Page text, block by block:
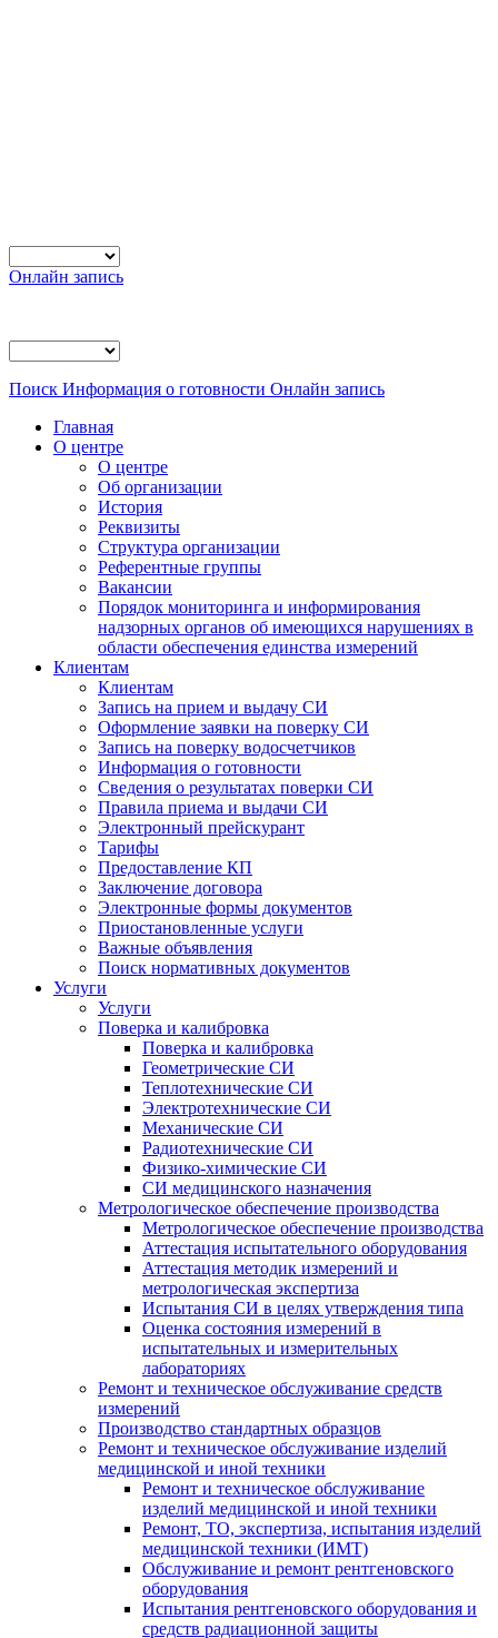
Онлайн запись
Поиск Информация о готовности Онлайн запись
Главная
О центре
О центре
Об организации
История
Реквизиты
Структура организации
Референтные группы
Вакансии
Порядок мониторинга и информирования
надзорных органов об имеющихся нарушениях в
области обеспечения единства измерений
Клиентам
Клиентам
Запись на прием и выдачу СИ
Оформление заявки на поверку СИ
Запись на поверку водосчетчиков
Информация о готовности
Сведения о результатах поверки СИ
Правила приема и выдачи СИ
Электронный прейскурант
Тарифы
Предоставление КП
Заключение договора
Электронные формы документов
Приостановленные услуги
Важные объявления
Поиск нормативных документов
Услуги
Услуги
Поверка и калибровка
Поверка и калибровка
Геометрические СИ
Теплотехнические СИ
Электротехнические СИ
Механические СИ
Радиотехнические СИ
Физико-химические СИ
СИ медицинского назначения
Метрологическое обеспечение производства
Метрологическое обеспечение производства
Аттестация испытательного оборудования
Аттестация методик измерений и
метрологическая экспертиза
Испытания СИ в целях утверждения типа
Оценка состояния измерений в
испытательных и измерительных
лабораториях
Ремонт и техническое обслуживание средств
измерений
Производство стандартных образцов
Ремонт и техническое обслуживание изделий
медицинской и иной техники
Ремонт и техническое обслуживание
изделий медицинской и иной техники
Ремонт, ТО, экспертиза, испытания изделий
медицинской техники (ИМТ)
Обслуживание и ремонт рентгеновского
оборудования
Испытания рентгеновского оборудования и
средств радиационной защиты